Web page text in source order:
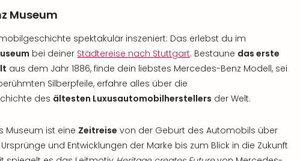
Museum
spektakulär inszeniert: Das erlebst du im
bei deiner Städtereise nach Stuttgart. Bestaune das erste
aus dem Jahr 1886, finde dein liebstes Mercedes-Benz Modell, sei
Silberpfeile, erfahre alles über die
des ältesten Luxusautomobilherstellers der Welt.
Museum ist eine Zeitreise von der Geburt des Automobils über
und Entwicklungen der Marke bis zum Blick in die Zukunft